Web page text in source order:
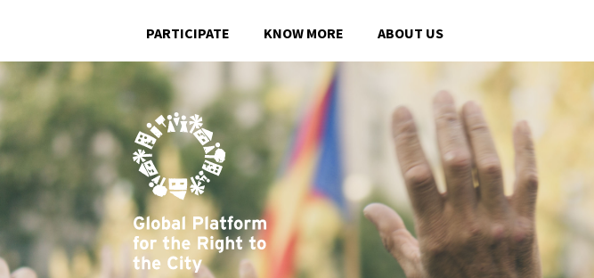
PARTICIPATE KNOW MORE ABOUT US